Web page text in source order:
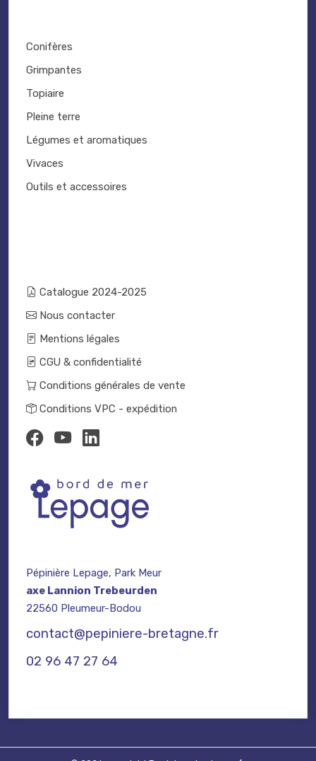
Conifères
Grimpantes
Topiaire
Pleine terre
Légumes et aromatiques
Vivaces
Outils et accessoires
Catalogue 2024-2025
Nous contacter
Mentions légales
CGU & confidentialité
Conditions générales de vente
Conditions VPC - expédition
Pépinière Lepage, Park Meur
axe Lannion Trebeurden
22560 Pleumeur-Bodou
contact@pepiniere-bretagne.fr
02 96 47 27 64